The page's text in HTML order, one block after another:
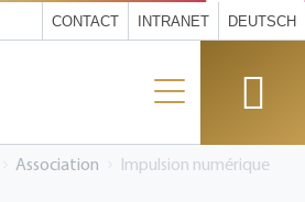
CONTACT INTRANET DEUTSCH
Association
Impulsion numérique